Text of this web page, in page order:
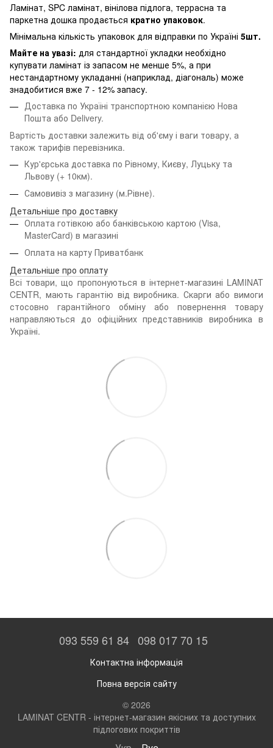
Ламінат, SPC ламінат, вінілова підлога, террасна та
паркетна дошка продається кратно упаковок.
Мінімальна кількість упаковок для відправки по Україні 5шт.
Майте на увазі: для стандартної укладки необхідно
купувати ламінат із запасом не менше 5%, а при
нестандартному укладанні (наприклад, діагональ) може
знадобитися вже 7 - 12% запасу.
Доставка по Україні транспортною компанією Нова
Пошта або Delivery.
Вартість доставки залежить від об'єму і ваги товару, а
також тарифів перевізника.
Кур'єрська доставка по Рівному, Києву, Луцьку та
Львову (+ 10км).
Самовивіз з магазину (м.Рівне).
Детальніше про доставку
Оплата готівкою або банківською картою (Visa,
MasterCard) в магазині
Оплата на карту Приватбанк
Детальніше про оплату
Всі товари, що пропонуються в інтернет-магазині LAMINAT
CENTR, мають гарантію від виробника. Скарги або вимоги
стосовно гарантійного обміну або повернення товару
направляються до офіційних представників виробника в
Україні.
093 559 61 84 098 017 70 15
Контактна інформація
Повна версія сайту
© 2026
LAMINAT CENTR - інтернет-магазин якісних та доступних
підлогових покриттів